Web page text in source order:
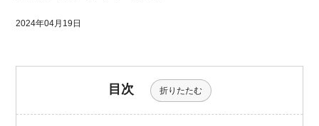
売りたい方へ
買いたい方へ
2024年04月19日
目次 折りたたむ